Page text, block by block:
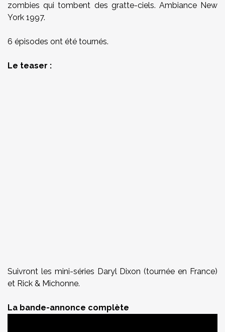
zombies qui tombent des gratte-ciels. Ambiance New
York 1997.
6 épisodes ont été tournés.
Le teaser :
Suivront les mini-séries Daryl Dixon (tournée en France)
et Rick & Michonne.
La bande-annonce complète